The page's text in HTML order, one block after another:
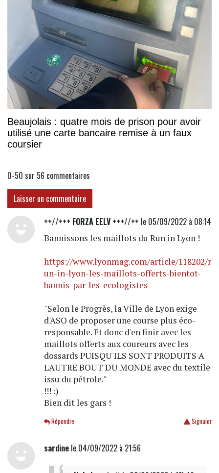
Beaujolais : quatre mois de prison pour avoir
utilisé une carte bancaire remise à un faux
coursier
0-50 sur 56 commentaires
Laisser un commentaire
++//+++ FORZA EELV +++//++ le 05/09/2022 à 08:14
Bannissons les maillots du Run in Lyon !
https://www.lyonmag.com/article/118202/r
un-in-lyon-les-maillots-offerts-bientot-
bannis-par-les-ecologistes
"Selon le Progrès, la Ville de Lyon exige
d'ASO de proposer une course plus éco-
responsable. Et donc d'en finir avec les
maillots offerts aux coureurs avec les
dossards PUISQU'ILS SONT PRODUITS A
L'AUTRE BOUT DU MONDE avec du textile
issu du pétrole."
!!! :)
Bien dit les gars !
Signaler
Répondre
sardinele 04/09/2022 à 21:56